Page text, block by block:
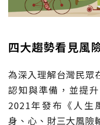
四大趨勢看見風
為深入理解台灣民眾
認知與準備，並提
2021年發布《人生
身、心、財三大風險